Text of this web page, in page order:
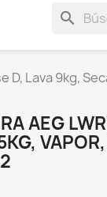
search
D, Lava 9kg,
AEG